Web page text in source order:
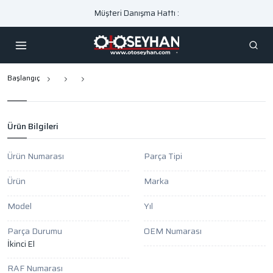
Müşteri Danışma Hattı :
Başlangıç
Ürün Bilgileri
Ürün Numarası
Parça Tipi
Ürün
Marka
Model
Yıl
Parça Durumu
İkinci El
OEM Numarası
RAF Numarası